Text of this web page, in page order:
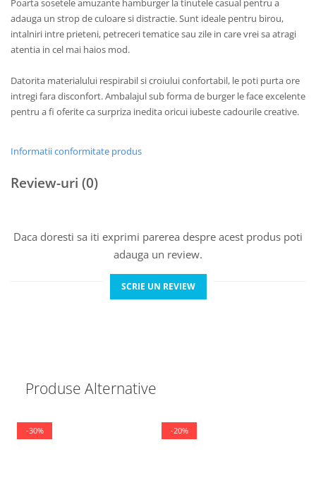
Poarta sosetele amuzante hamburger la tinutele casual pentru a
adauga un strop de culoare si distractie. Sunt ideale pentru birou,
intalniri intre prieteni, petreceri tematice sau zile in care vrei sa atragi
atentia in cel mai haios mod.
Datorita materialului respirabil si croiului confortabil, le poti purta ore
intregi fara disconfort. Ambalajul sub forma de burger le face excelente
pentru a fi oferite ca surpriza inedita oricui iubeste cadourile creative.
Informatii conformitate produs
Review-uri (0)
Daca doresti sa iti exprimi parerea despre acest produs poti
adauga un review.
SCRIE UN REVIEW
Produse Alternative
-30% -20%